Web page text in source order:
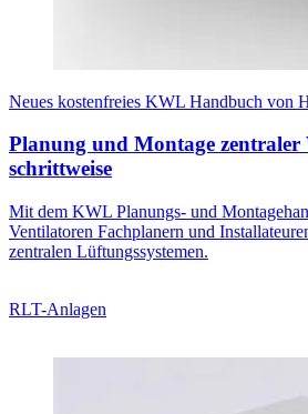
Neues kostenfreies KWL Handbuch von
Planung und Montage
schrittweise
Mit dem KWL Planungs- und
Ventilatoren Fachplanern und
zentralen Lüftungssystemen.
RLT-Anlagen